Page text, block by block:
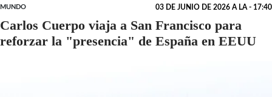
MUNDO 03 DE JUNIO DE 2026 A LA - 17:40
Carlos Cuerpo viaja a San Francisco para
reforzar la "presencia" de España en EEUU